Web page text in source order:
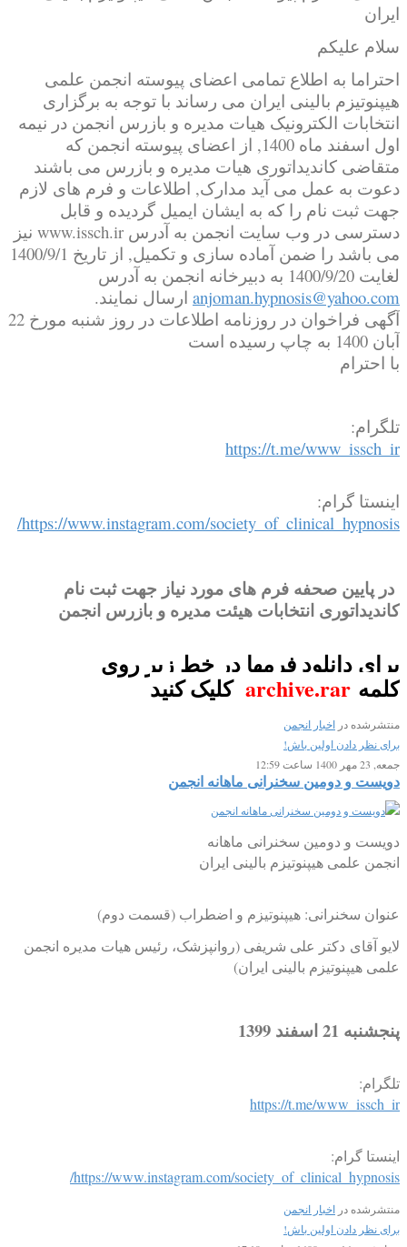
ایران
سلام علیکم
احتراما به اطلاع تمامی اعضای پیوسته انجمن علمی
هیپنوتیزم بالینی ایران می رساند با توجه به برگزاری
انتخابات الکترونیک هیات مدیره و بازرس انجمن در نیمه
اول اسفند ماه 1400, از اعضای پیوسته انجمن که
متقاضی کاندیداتوری هیات مدیره و بازرس می باشند
دعوت به عمل می آید مدارک, اطلاعات و فرم های لازم
جهت ثبت نام را که به ایشان ایمیل گردیده و قابل
دسترسی در وب سایت انجمن به آدرس www.issch.ir نیز
می باشد را ضمن آماده سازی و تکمیل, از تاریخ 1400/9/1
لغایت 1400/9/20 به دبیرخانه انجمن به آدرس
anjoman.hypnosis@yahoo.com ارسال نمایند.
آگهی فراخوان در روزنامه اطلاعات در روز شنبه مورخ 22
آبان 1400 به چاپ رسیده است
با احترام
تلگرام:
https://t.me/www_issch_ir
اینستا گرام:
https://www.instagram.com/society_of_clinical_hypnosis/
در پایین صحفه فرم های مورد نیاز جهت ثبت نام
کاندیداتوری انتخابات هیئت مدیره و بازرس انجمن
برای دانلود فرمها در خط زیر روی
کلمه archive.rar کلیک کنید
منتشرشده در اخبار انجمن
برای نظر دادن اولین باش!
جمعه, 23 مهر 1400 ساعت 12:59
دویست و دومین سخنرانی ماهانه انجمن
دویست و دومین سخنرانی ماهانه
انجمن علمی هیپنوتیزم بالینی ایران
عنوان سخنرانی: هیپنوتیزم و اضطراب (قسمت دوم)
لایو آقای دکتر علی شریفی (روانپزشک، رئیس هیات مدیره انجمن
علمی هیپنوتیزم بالینی ایران)
پنجشنبه 21 اسفند 1399
تلگرام:
https://t.me/www_issch_ir
اینستا گرام:
https://www.instagram.com/society_of_clinical_hypnosis/
منتشرشده در اخبار انجمن
برای نظر دادن اولین باش!